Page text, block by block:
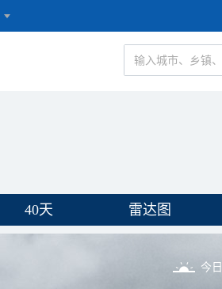
40天 雷达图
今